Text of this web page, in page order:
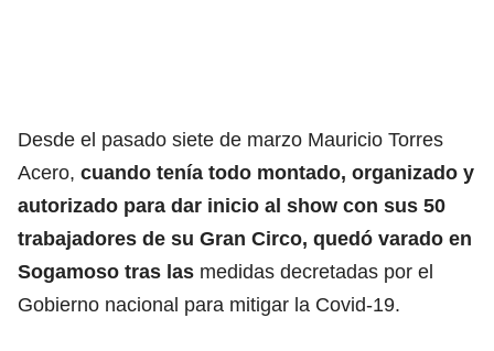
Desde el pasado siete de marzo Mauricio Torres
Acero, cuando tenía todo montado, organizado y
autorizado para dar inicio al show con sus 50
trabajadores de su Gran Circo, quedó varado en
Sogamoso tras las medidas decretadas por el
Gobierno nacional para mitigar la Covid-19.